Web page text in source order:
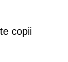
copii